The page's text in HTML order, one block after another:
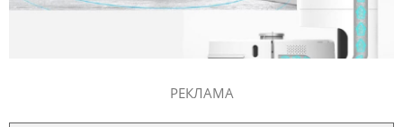
РЕКЛАМА